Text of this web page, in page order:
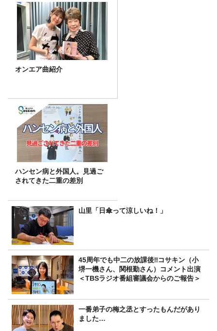
オンエア曲紹介
ハンセン病と外国人。見過ご
されてきた二重の差別
山里「日傘って涼しいね！」
45周年でも中二の放課後‼コサキン（小
堺一機さん、関根勤さん）コメント出演
＜TBSラジオ番組審議会からのご報告＞
一番弟子の梅之丞とすったもんだがあり
ました…